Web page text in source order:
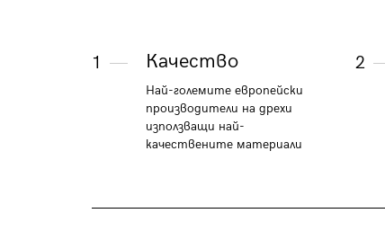
1 Качество
Най-големите европейски
производители на дрехи
използващи най-
качествените материали
2